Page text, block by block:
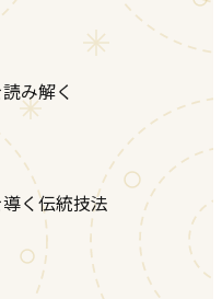
み解く
く伝統技法